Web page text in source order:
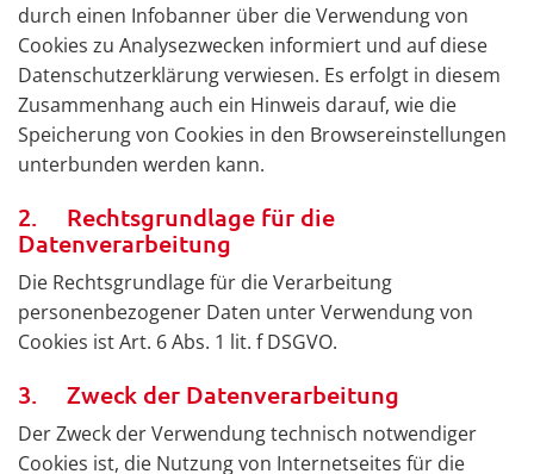
durch einen Infobanner über die Verwendung von
Cookies zu Analysezwecken informiert und auf diese
Datenschutzerklärung verwiesen. Es erfolgt in diesem
Zusammenhang auch ein Hinweis darauf, wie die
Speicherung von Cookies in den Browsereinstellungen
unterbunden werden kann.
2. Rechtsgrundlage für die
Datenverarbeitung
Die Rechtsgrundlage für die Verarbeitung
personenbezogener Daten unter Verwendung von
Cookies ist Art. 6 Abs. 1 lit. f DSGVO.
3. Zweck der Datenverarbeitung
Der Zweck der Verwendung technisch notwendiger
Cookies ist, die Nutzung von Internetseites für die